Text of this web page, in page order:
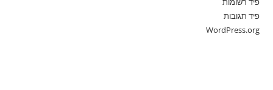
פיד תגובות
WordPress.org